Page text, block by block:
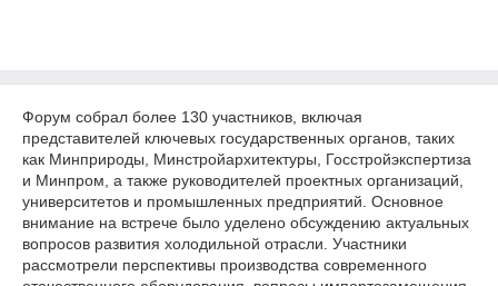
Форум собрал более 130 участников, включая
представителей ключевых государственных органов, таких
как Минприроды, Минстройархитектуры, Госстройэкспертиза
и Минпром, а также руководителей проектных организаций,
университетов и промышленных предприятий. Основное
внимание на встрече было уделено обсуждению актуальных
вопросов развития холодильной отрасли. Участники
рассмотрели перспективы производства современного